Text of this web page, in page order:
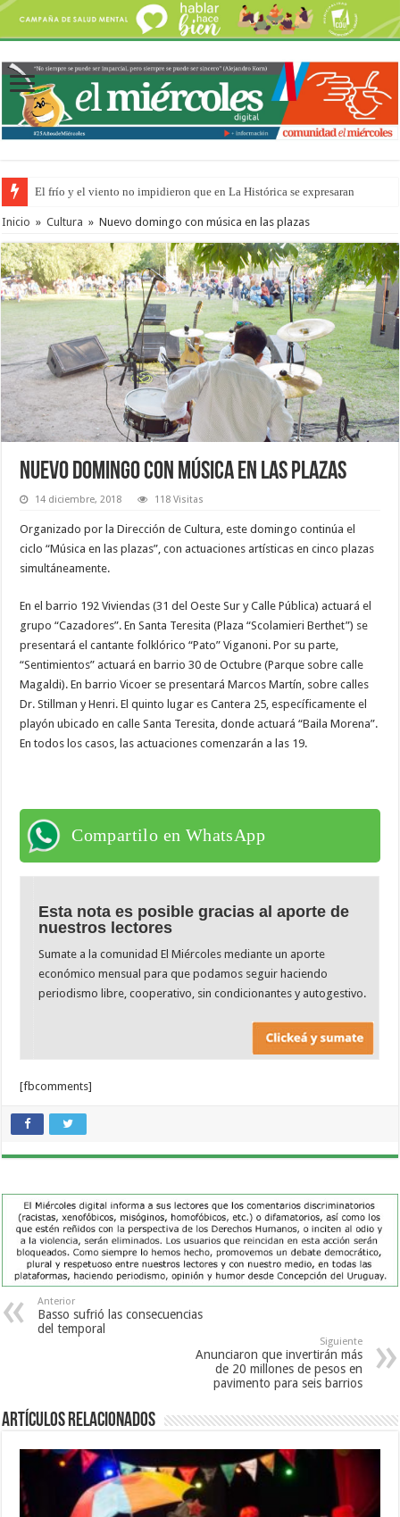
El frío y el viento no impidieron que en La Histórica se expresaran
OSER: Frigerio aseguró que mejoraron el servicio, redujeron el déficit en
Inicio » Cultura » Nuevo domingo con música en las plazas
Nuevo domingo con música en las plazas
14 diciembre, 2018 118 Visitas
Organizado por la Dirección de Cultura, este domingo continúa el
ciclo “Música en las plazas”, con actuaciones artísticas en cinco plazas
simultáneamente.
En el barrio 192 Viviendas (31 del Oeste Sur y Calle Pública) actuará el
grupo “Cazadores”. En Santa Teresita (Plaza “Scolamieri Berthet”) se
presentará el cantante folklórico “Pato” Viganoni. Por su parte,
“Sentimientos” actuará en barrio 30 de Octubre (Parque sobre calle
Magaldi). En barrio Vicoer se presentará Marcos Martín, sobre calles
Dr. Stillman y Henri. El quinto lugar es Cantera 25, específicamente el
playón ubicado en calle Santa Teresita, donde actuará “Baila Morena”.
En todos los casos, las actuaciones comenzarán a las 19.
Compartilo en WhatsApp
Esta nota es posible gracias al aporte de
nuestros lectores
Sumate a la comunidad El Miércoles mediante un aporte
económico mensual para que podamos seguir haciendo
periodismo libre, cooperativo, sin condicionantes y autogestivo.
[fbcomments]
Anterior
Basso sufrió las consecuencias
del temporal
Siguiente
Anunciaron que invertirán más
de 20 millones de pesos en
pavimento para seis barrios
Artículos Relacionados